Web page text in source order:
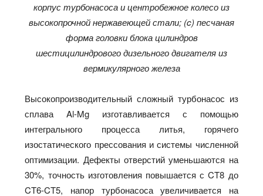
корпус турбонасоса и центробежное колесо из
высокопрочной нержавеющей стали; (c) песчаная
форма головки блока цилиндров
шестицилиндрового дизельного двигателя из
вермикулярного железа
Высокопроизводительный сложный турбонасос из
сплава Al-Mg изготавливается с помощью
интегрального процесса литья, горячего
изостатического прессования и системы численной
оптимизации. Дефекты отверстий уменьшаются на
30%, точность изготовления повышается с CT8 до
CT6-CT5, напор турбонасоса увеличивается на